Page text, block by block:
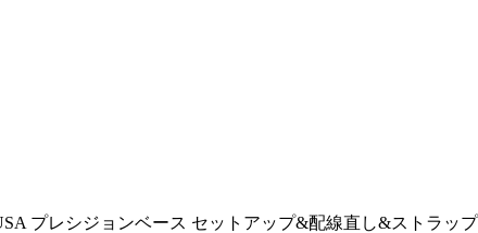
プレシジョンベース セットアップ&配線直し&ストラッ